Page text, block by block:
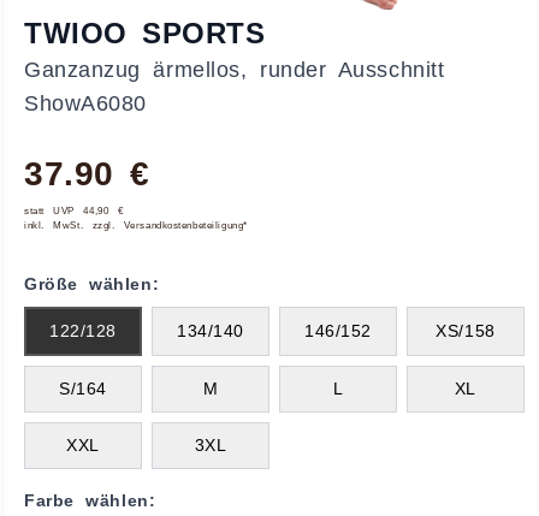
TWIOO SPORTS
Ganzanzug ärmellos, runder Ausschnitt
ShowA6080
37.90 €
statt UVP 44,90 €
inkl. MwSt. zzgl. Versandkostenbeteiligung*
Größe wählen:
122/128 134/140 146/152 XS/158
S/164 M L XL
XXL 3XL
Farbe wählen: